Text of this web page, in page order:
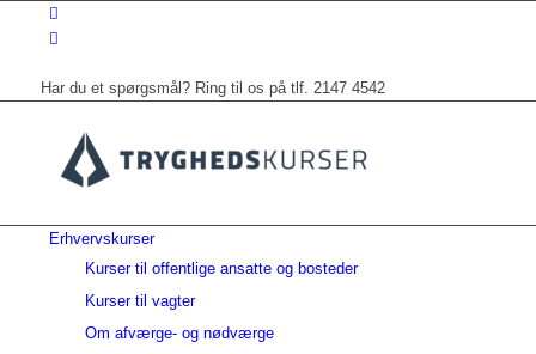
Har du et spørgsmål? Ring til os på tlf. 2147 4542
Erhvervskurser
Kurser til offentlige ansatte og bosteder
Kurser til vagter
Om afværge- og nødværge